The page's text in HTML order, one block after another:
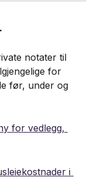
notater til
for
før, under og